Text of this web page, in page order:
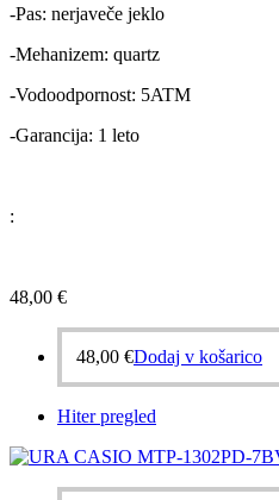
-Pas: nerjaveče jeklo
-Mehanizem: quartz
-Vodoodpornost: 5ATM
-Garancija: 1 leto
:
48,00 €
48,00 €Dodaj v košarico
Hiter pregled